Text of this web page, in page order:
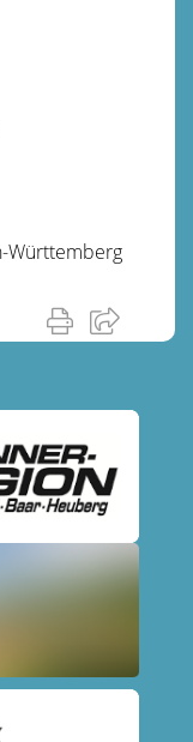
Württemberg